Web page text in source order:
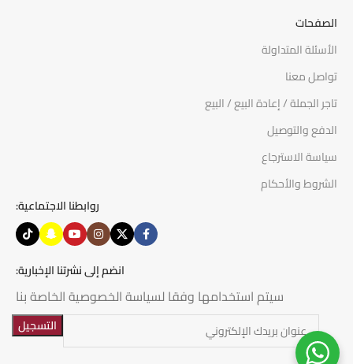
الصفحات
الأسئلة المتداولة
تواصل معنا
تاجر الجملة / إعادة البيع / البيع
الدفع والتوصيل
سياسة الاسترجاع
الشروط والأحكام
روابطنا الاجتماعية:
انضم إلى نشرتنا الإخبارية:
سيتم استخدامها وفقا لسياسة الخصوصية الخاصة بنا